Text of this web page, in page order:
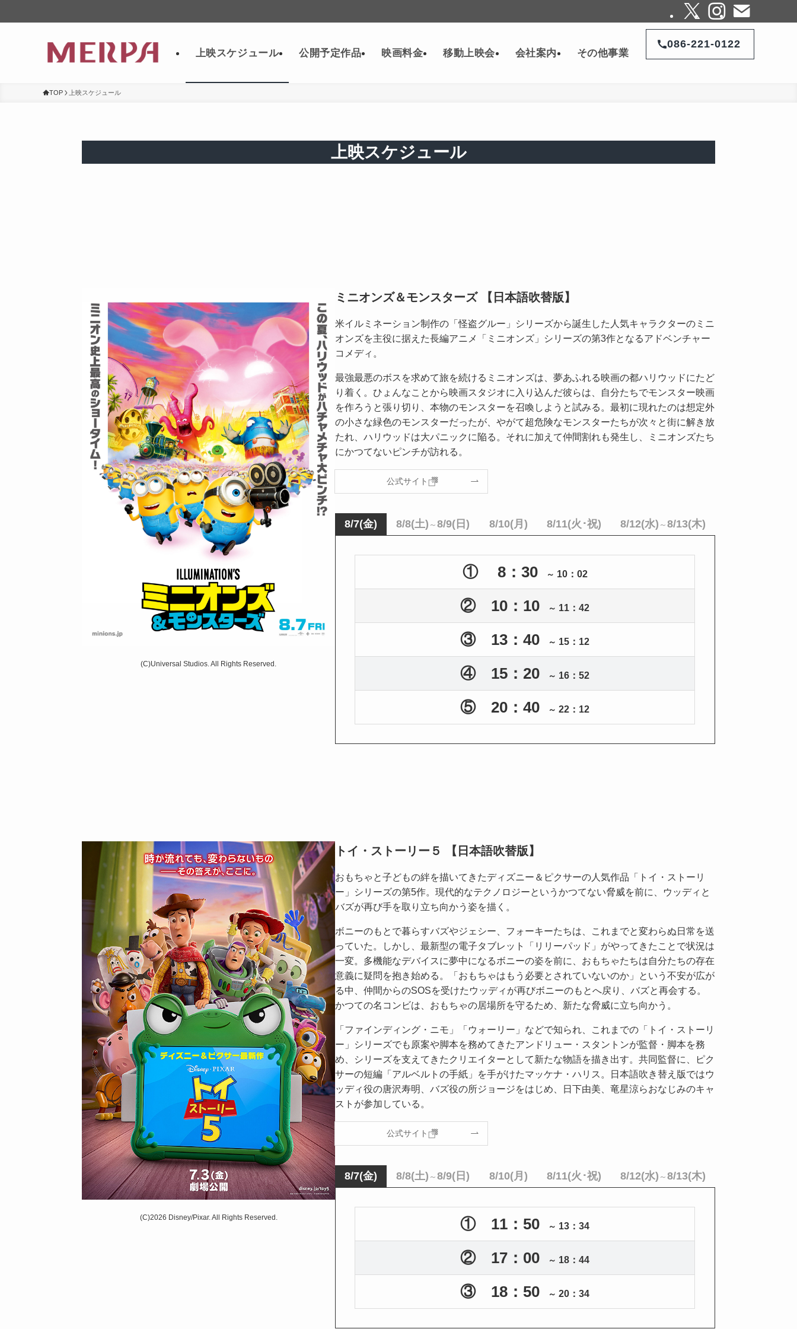
上映スケジュール 公開予定作品 映画料金 移動上映会 会社案内 その他事業
086-221-0122
TOP 上映スケジュール
上映スケジュール
(C)Universal Studios. All Rights Reserved.
ミニオンズ＆モンスターズ 【日本語吹替版】
米イルミネーション制作の「怪盗グルー」シリーズから誕生した人気キャラクターのミニ
オンズを主役に据えた長編アニメ「ミニオンズ」シリーズの第3作となるアドベンチャー
コメディ。
最強最悪のボスを求めて旅を続けるミニオンズは、夢あふれる映画の都ハリウッドにたど
り着く。ひょんなことから映画スタジオに入り込んだ彼らは、自分たちでモンスター映画
を作ろうと張り切り、本物のモンスターを召喚しようと試みる。最初に現れたのは想定外
の小さな緑色のモンスターだったが、やがて超危険なモンスターたちが次々と街に解き放
たれ、ハリウッドは大パニックに陥る。それに加えて仲間割れも発生し、ミニオンズたち
にかつてないピンチが訪れる。
公式サイト
8/7(金) 8/8(土) ～8/9(日) 8/10(月) 8/11(火･祝) 8/12(水) ～8/13(木)
① 8：30～ 10： 02
② 10：10 ～ 11：42
③ 13：40 ～ 15：12
④ 15：20 ～ 16：52
⑤ 20：40 ～22：12
(C)2026 Disney/Pixar. All Rights Reserved.
トイ・ストーリー５ 【日本語吹替版】
おもちゃと子どもの絆を描いてきたディズニー＆ピクサーの人気作品「トイ・ストーリ
ー」シリーズの第5作。現代的なテクノロジーというかつてない脅威を前に、ウッディと
バズが再び手を取り立ち向かう姿を描く。
ボニーのもとで暮らすバズやジェシー、フォーキーたちは、これまでと変わらぬ日常を送
っていた。しかし、最新型の電子タブレット「リリーパッド」がやってきたことで状況は
一変。多機能なデバイスに夢中になるボニーの姿を前に、おもちゃたちは自分たちの存在
意義に疑問を抱き始める。「おもちゃはもう必要とされていないのか」という不安が広が
る中、仲間からのSOSを受けたウッディが再びボニーのもとへ戻り、バズと再会する。
かつての名コンビは、おもちゃの居場所を守るため、新たな脅威に立ち向かう。
「ファインディング・ニモ」「ウォーリー」などで知られ、これまでの「トイ・ストーリ
ー」シリーズでも原案や脚本を務めてきたアンドリュー・スタントンが監督・脚本を務
め、シリーズを支えてきたクリエイターとして新たな物語を描き出す。共同監督に、ピク
サーの短編「アルベルトの手紙」を手がけたマッケナ・ハリス。日本語吹き替え版ではウ
ッディ役の唐沢寿明、バズ役の所ジョージをはじめ、日下由美、竜星涼らおなじみのキャ
ストが参加している。
公式サイト
8/7(金) 8/8(土) ～8/9(日) 8/10(月) 8/11(火･祝) 8/12(水) ～8/13(木)
① 11：50 ～ 13：34
② 17：00 ～ 18：44
③ 18：50 ～20：34